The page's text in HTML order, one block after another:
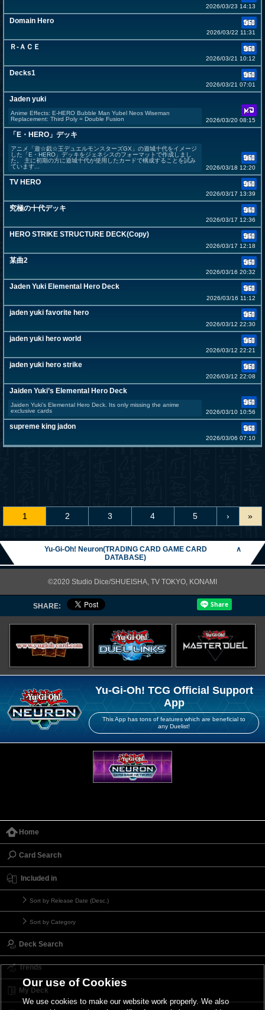
2026/03/23 14:13
Domain Hero
2026/03/22 11:31
Ｒ-ＡＣＥ
2026/03/21 10:12
Decks1
2026/03/21 07:01
Jaden yuki
Anime Effects: E-HERO Bubble Man Yubel Neos Wiseman
Replacement: Third Poly = Double Fusion
2026/03/20 08:15
「E・HERO」デッキ
アニメ「遊☆戯☆王デュエルモンスターズGX」の遊城十代をイメージ
した「E・HERO」デッキをジェネシスのフォーマットで作成しまし
た。 主に初期の方に遊城十代が使用したカードで構成することを試み
ています...
2026/03/18 12:20
TV HERO
2026/03/17 13:39
究極の十代デッキ
2026/03/17 12:36
HERO STRIKE STRUCTURE DECK(Copy)
2026/03/17 12:18
某曲2
2026/03/16 20:32
Jaden Yuki Elemental Hero Deck
2026/03/16 11:12
jaden yuki favorite hero
2026/03/12 22:30
jaden yuki hero world
2026/03/12 22:21
jaden yuki hero strike
2026/03/12 22:08
Jaiden Yuki’s Elemental Hero Deck
Jaiden Yuki’s Elemental Hero Deck. Its only missing the anime
exclusive cards
2026/03/10 10:56
supreme king jadon
2026/03/06 07:10
1 2 3 4 5 › »
Yu-Gi-Oh! Neuron(TRADING CARD GAME CARD
DATABASE)
∧
©2020 Studio Dice/SHUEISHA, TV TOKYO, KONAMI
SHARE:
Yu-Gi-Oh! TCG Official Support
App
This App has tons of features which are beneficial to
any Duelist!
Home
Card Search
Included in
Sort by Release Date (Desc.)
Sort by Category
Deck Search
Trends
My Deck
Our use of Cookies
We use cookies to make our website work properly. We also